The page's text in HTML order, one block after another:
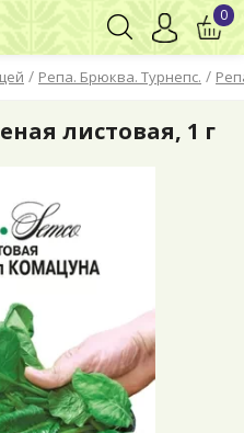
/ Репа. Брюква. Турнепс. /
0
листовая, 1 г